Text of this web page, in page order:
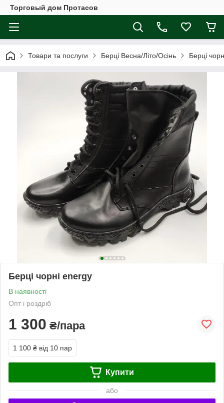
Торговый дом Протасов
Товари та послуги Берці Весна/Літо/Осінь Берці
Берці чорні energy
В наявності
Опт і роздріб
1 300 ₴/пара
1 100 ₴ від 10 пар
Купити
або